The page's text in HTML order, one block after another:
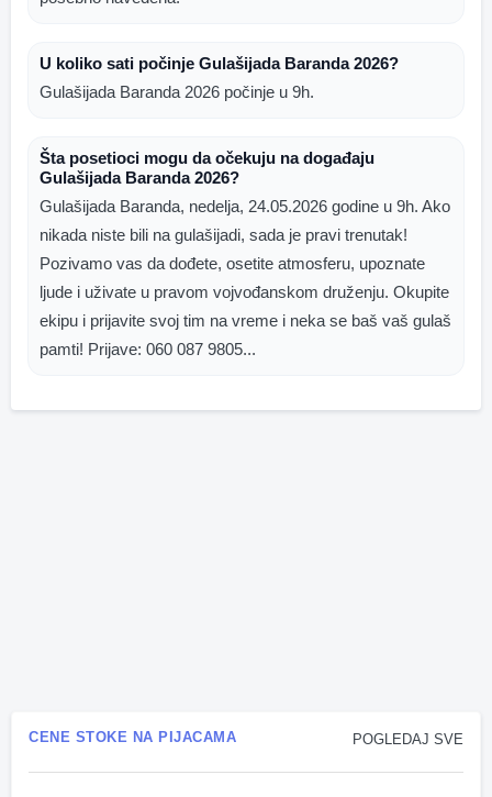
U koliko sati počinje Gulašijada Baranda 2026?
Gulašijada Baranda 2026 počinje u 9h.
Šta posetioci mogu da očekuju na događaju
Gulašijada Baranda 2026?
Gulašijada Baranda, nedelja, 24.05.2026 godine u 9h. Ako
nikada niste bili na gulašijadi, sada je pravi trenutak!
Pozivamo vas da dođete, osetite atmosferu, upoznate
ljude i uživate u pravom vojvođanskom druženju. Okupite
ekipu i prijavite svoj tim na vreme i neka se baš vaš gulaš
pamti! Prijave: 060 087 9805...
POGLEDAJ SVE
CENE STOKE NA PIJACAMA